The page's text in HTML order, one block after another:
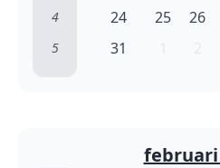
4 24 25 26
5 31
februari